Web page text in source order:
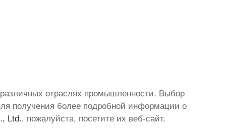
отраслях промышленности. Выбор
получения более подробной информации о
Ltd., пожалуйста, посетите их веб-сайт.